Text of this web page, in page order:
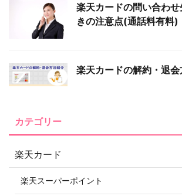
楽天カードの問い合わ
きの注意点(通話料有料)
楽天カードの解約・退会
カテゴリー
楽天カード
楽天スーパーポイント